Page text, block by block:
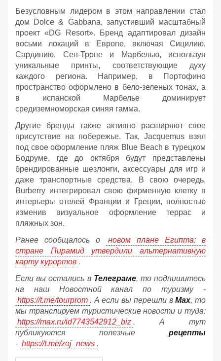
Безусловным лидером в этом направлении стал
дом Dolce & Gabbana, запустивший масштабный
проект «DG Resort». Бренд адаптировал дизайн
восьми локаций в Европе, включая Сицилию,
Сардинию, Сен-Тропе и Марбелью, используя
уникальные принты, соответствующие духу
каждого региона. Например, в Портофино
пространство оформлено в бело-зеленых тонах, а
в испанской Марбелье доминирует
средиземноморская синяя гамма.
Другие бренды также активно расширяют свое
присутствие на побережье. Так, Jacquemus взял
под свое оформление пляж Blue Beach в турецком
Бодруме, где до октября будут представлены
брендированные шезлонги, аксессуары для игр и
даже транспортные средства. В свою очередь,
Burberry интегрировал свою фирменную клетку в
интерьеры отелей Франции и Греции, полностью
изменив визуальное оформление террас и
пляжных зон.
Ранее сообщалось о
новом плане Египта: в
стране Пирамид утвердили альтернативную
карту курортов .
Если вы остались в Телеграме, то подпишитесь
на наш Новостной канал по туризму -
https://t.me/tourprom . А если вы перешли вМах, то
мы транслируем туристические новости и туда:
https://max.ru/id7743542912_biz . А тут
публикуются полезные рецепты
- https://t.me/zoj_news .